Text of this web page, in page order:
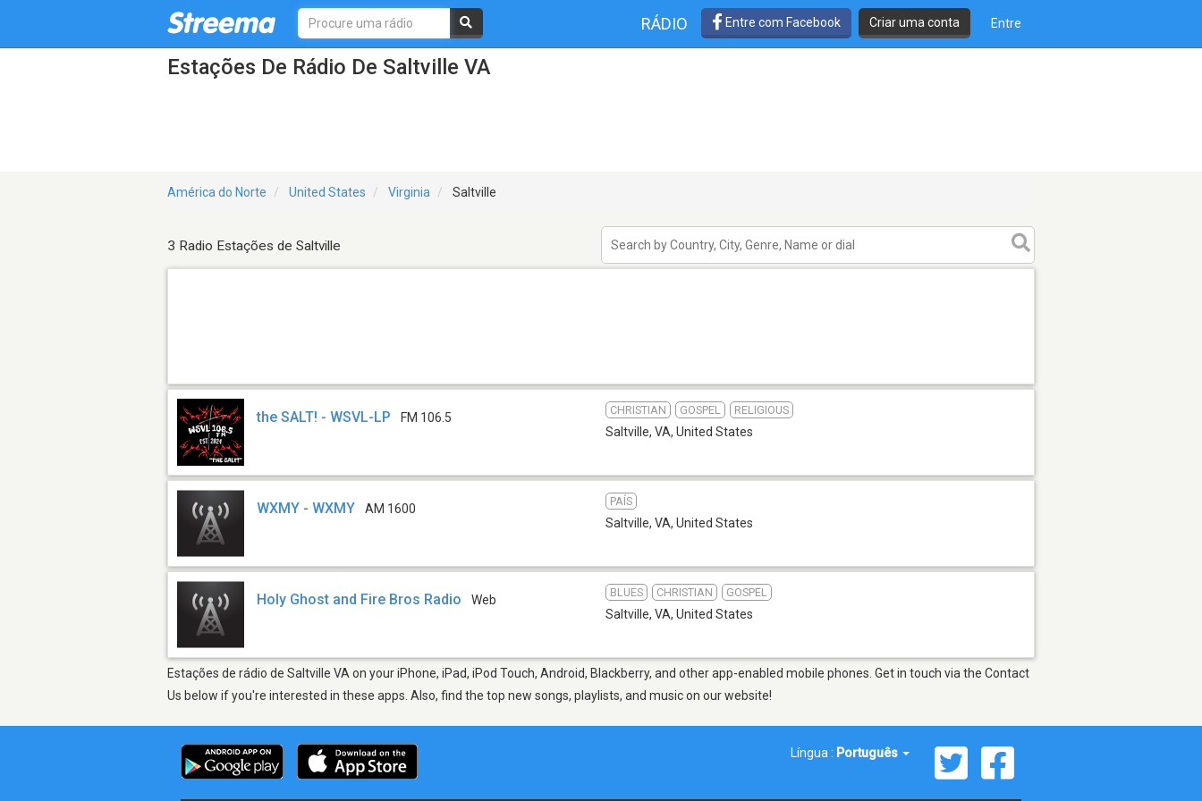
RÁDIO Entre com Facebook Criar uma conta Entre
Estações De Rádio De Saltville VA
América do Norte United States Virginia Saltville
3 Radio Estações de Saltville
the SALT! - WSVL-LP FM 106.5
CHRISTIAN GOSPEL RELIGIOUS
Saltville, VA, United States
WXMY - WXMY AM 1600
PAÍS
Saltville, VA, United States
Holy Ghost and Fire Bros Radio Web
BLUES CHRISTIAN GOSPEL
Saltville, VA, United States
Estações de rádio de Saltville VA on your iPhone, iPad, iPod Touch, Android, Blackberry, and other app-enabled mobile phones. Get in touch via the Contact
Us below if you're interested in these apps. Also, find the top new songs, playlists, and music on our website!
Língua : Português